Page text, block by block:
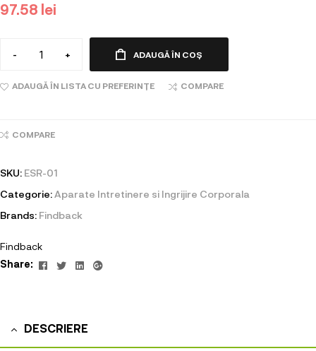
97.58 lei
- + ADAUGĂ ÎN COȘ
ADAUGĂ ÎN LISTA CU PREFERINȚE COMPARE
COMPARE
SKU: ESR-01
Categorie:Aparate Intretinere si Ingrijire Corporala
Brands: Findback
Findback
Share:
Facebook
TwitterLinkedin
Google+
DESCRIERE